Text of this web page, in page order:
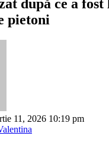
după ce a fost
pietoni
11, 2026 10:19 pm